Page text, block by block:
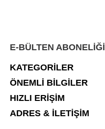
E-BÜLTEN ABONELIĞI
KATEGORILER
ÖNEMLI BILGILER
HIZLI ERIŞIM
ADRES & İLETIŞIM